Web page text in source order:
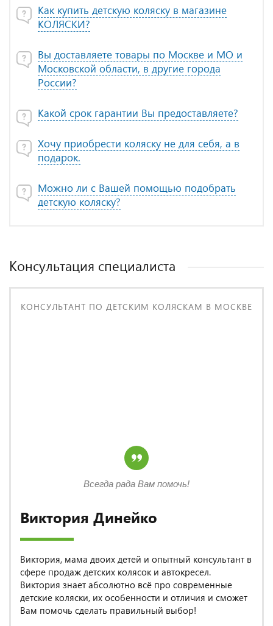
Как купить детскую коляску в магазине
КОЛЯСКИ?
Вы доставляете товары по Москве и МО и
Московской области, в другие города
России?
Какой срок гарантии Вы предоставляете?
Хочу приобрести коляску не для себя, а в
подарок.
Можно ли с Вашей помощью подобрать
детскую коляску?
Консультация специалиста
КОНСУЛЬТАНТ ПО ДЕТСКИМ КОЛЯСКАМ В МОСКВЕ
Виктория Динейко
Виктория, мама двоих детей и опытный консультант в
сфере продаж детских колясок и автокресел.
Виктория знает абсолютно всё про современные
детские коляски, их особенности и отличия и сможет
Вам помочь сделать правильный выбор!
Всегда рада Вам помочь!